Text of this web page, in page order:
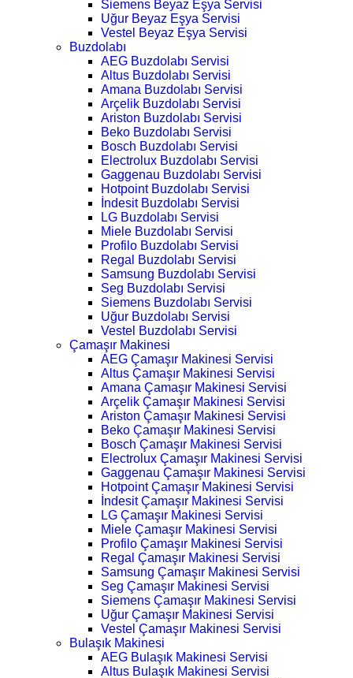
Siemens Beyaz Eşya Servisi
Uğur Beyaz Eşya Servisi
Vestel Beyaz Eşya Servisi
Buzdolabı
AEG Buzdolabı Servisi
Altus Buzdolabı Servisi
Amana Buzdolabı Servisi
Arçelik Buzdolabı Servisi
Ariston Buzdolabı Servisi
Beko Buzdolabı Servisi
Bosch Buzdolabı Servisi
Electrolux Buzdolabı Servisi
Gaggenau Buzdolabı Servisi
Hotpoint Buzdolabı Servisi
İndesit Buzdolabı Servisi
LG Buzdolabı Servisi
Miele Buzdolabı Servisi
Profilo Buzdolabı Servisi
Regal Buzdolabı Servisi
Samsung Buzdolabı Servisi
Seg Buzdolabı Servisi
Siemens Buzdolabı Servisi
Uğur Buzdolabı Servisi
Vestel Buzdolabı Servisi
Çamaşır Makinesi
AEG Çamaşır Makinesi Servisi
Altus Çamaşır Makinesi Servisi
Amana Çamaşır Makinesi Servisi
Arçelik Çamaşır Makinesi Servisi
Ariston Çamaşır Makinesi Servisi
Beko Çamaşır Makinesi Servisi
Bosch Çamaşır Makinesi Servisi
Electrolux Çamaşır Makinesi Servisi
Gaggenau Çamaşır Makinesi Servisi
Hotpoint Çamaşır Makinesi Servisi
İndesit Çamaşır Makinesi Servisi
LG Çamaşır Makinesi Servisi
Miele Çamaşır Makinesi Servisi
Profilo Çamaşır Makinesi Servisi
Regal Çamaşır Makinesi Servisi
Samsung Çamaşır Makinesi Servisi
Seg Çamaşır Makinesi Servisi
Siemens Çamaşır Makinesi Servisi
Uğur Çamaşır Makinesi Servisi
Vestel Çamaşır Makinesi Servisi
Bulaşık Makinesi
AEG Bulaşık Makinesi Servisi
Altus Bulaşık Makinesi Servisi